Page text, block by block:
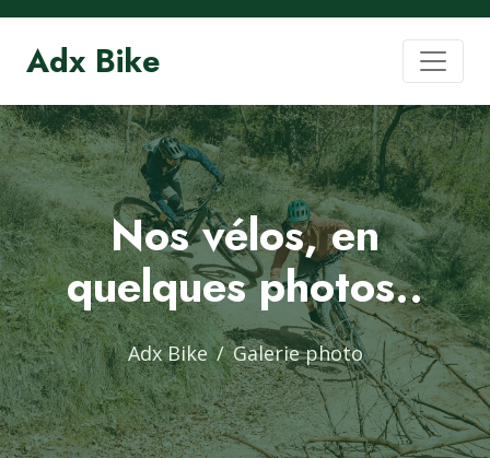
Adx Bike
Nos vélos, en
quelques photos..
Adx Bike Galerie photo